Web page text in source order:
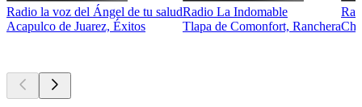
Radio la voz del Ángel de tu salud
Acapulco de Juarez, Éxitos
Radio La Indomable
Tlapa de Comonfort, Ranchera